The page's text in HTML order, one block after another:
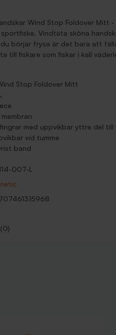
Wind Stop Foldover Mitt
Vindtäta sköna
börjar frysa är det bara att
till fiskare som fiskar i kall
Stop Foldover Mitt
med uppvikbar yttre del till
vid tumme
band
007-L